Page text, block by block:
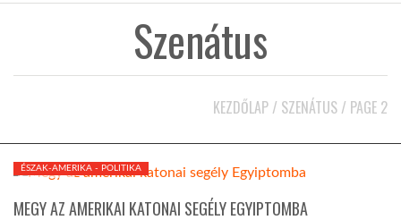
KÖZEL-KELET
Szenátus
KEZDŐLAP / SZENÁTUS / PAGE 2
2014-12-18
ÉSZAK-AMERIKA - POLITIKA
MEGY AZ AMERIKAI KATONAI SEGÉLY EGYIPTOMBA